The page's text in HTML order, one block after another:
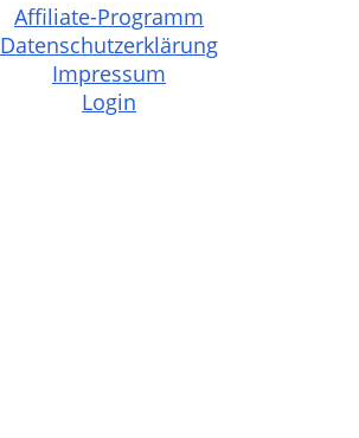
Affiliate-Programm
Datenschutzerklärung
Impressum
Login